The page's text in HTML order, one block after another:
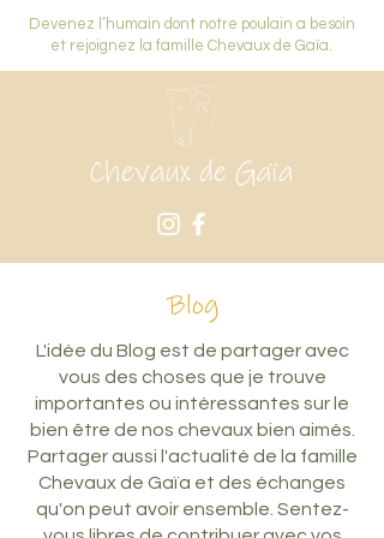
Devenez l’humain dont notre poulain a besoin
et rejoignez la famille Chevaux de Gaïa.
Blog
L'idée du Blog est de partager avec
vous des choses que je trouve
importantes ou intéressantes sur le
bien être de nos chevaux bien aimés.
Partager aussi l'actualité de la famille
Chevaux de Gaïa et des échanges
qu'on peut avoir ensemble. Sentez-